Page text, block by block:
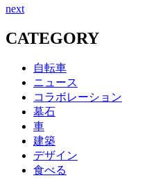
next
CATEGORY
自転車
ニュース
コラボレーション
墓石
車
建築
デザイン
食べる